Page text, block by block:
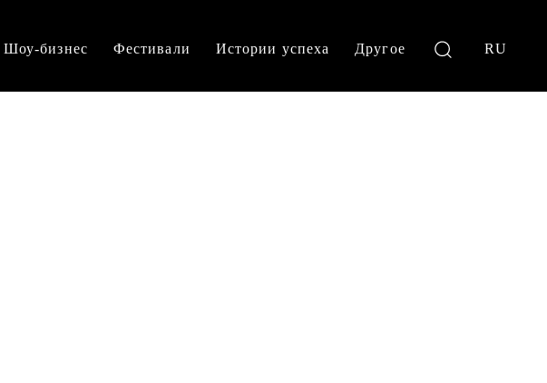
Шоу-бизнес Фестивали Истории успеха Другое RU